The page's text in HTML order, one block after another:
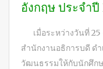
อังกฤษ ประจำปี
เมื่อระหว่างวันที่ 25
สำนักงานอธิการบดี ด
วัฒนธรรมให้กับนักศึก